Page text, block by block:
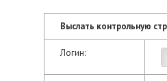
Выслать контрольную
Логин: